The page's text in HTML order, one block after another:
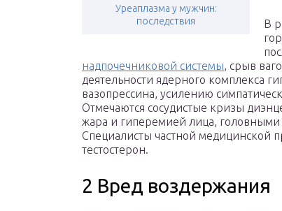
Уреаплазма у мужчин:
последствия
В
надпочечниковой системы, срыв
деятельности ядерного комплекса
вазопрессина, усилению
Отмечаются сосудистые кризы
жара и гиперемией лица,
Специалисты частной медицинской
тестостерон.
2 Вред воздержания